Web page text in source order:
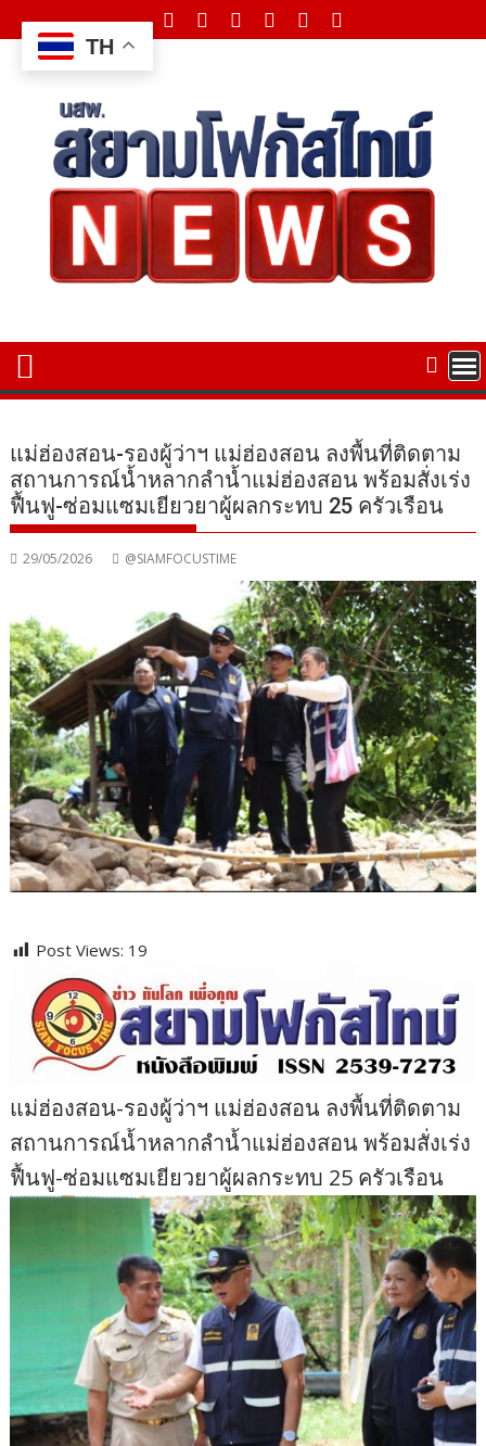
to
content
แม่ฮ่องสอน-รองผู้ว่าฯ แม่ฮ่องสอน ลงพื้นที่ติดตาม
สถานการณ์น้ำหลากลำน้ำแม่ฮ่องสอน พร้อมสั่งเร่ง
ฟื้นฟู-ซ่อมแซมเยียวยาผู้ผลกระทบ 25 ครัวเรือน
29/05/2026 @SIAMFOCUSTIME
Post Views: 19
แม่ฮ่องสอน-รองผู้ว่าฯ แม่ฮ่องสอน ลงพื้นที่ติดตาม
สถานการณ์น้ำหลากลำน้ำแม่ฮ่องสอน พร้อมสั่งเร่ง
ฟื้นฟู-ซ่อมแซมเยียวยาผู้ผลกระทบ 25 ครัวเรือน
TH